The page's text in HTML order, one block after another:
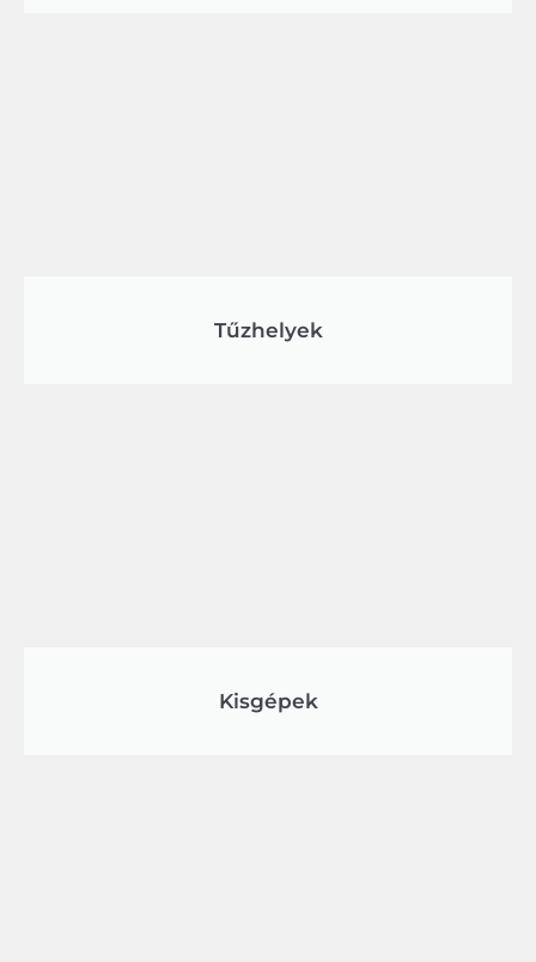
Tűzhelyek
Kisgépek